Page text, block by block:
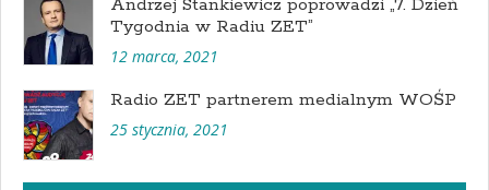
Andrzej Stankiewicz poprowadzi „7. Dzień
Tygodnia w Radiu ZET”
12 marca, 2021
Radio ZET partnerem medialnym WOŚP
25 stycznia, 2021